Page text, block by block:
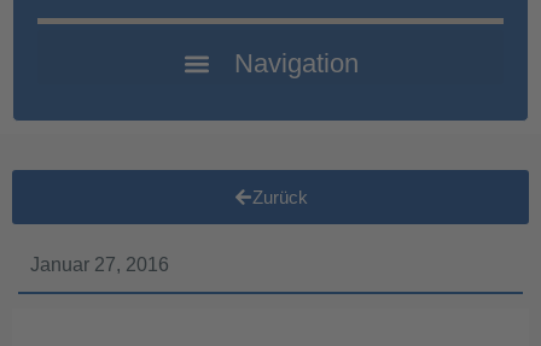
Zurück
Januar 27, 2016